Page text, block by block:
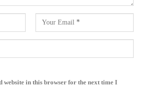
website in this browser for the next time I